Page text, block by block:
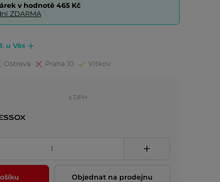
v hodnotě 465 Kč
ZDARMA
u Vás
Ostrava Praha 10 Vítkov
s DPH
Objednat na prodejnu